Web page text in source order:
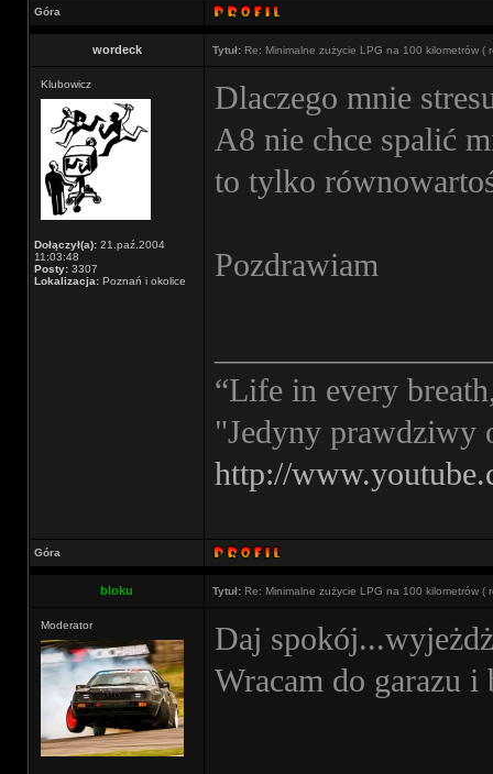
Góra
wordeck Tytuł: Re: Minimalne zużycie LPG na 100 kilometrów (
Klubowicz
Dołączył(a): 21.paź.2004
11:03:48
Posty: 3307
Lokalizacja: Poznań i okolice
Dlaczego mnie
A8 nie chce spalić
to tylko
Pozdrawiam
“Life in every
"Jedyny prawdziwy
http://
Góra
bloku Tytuł: Re: Minimalne zużycie LPG na 100 kilometrów (
Moderator
Daj
Wracam do garazu